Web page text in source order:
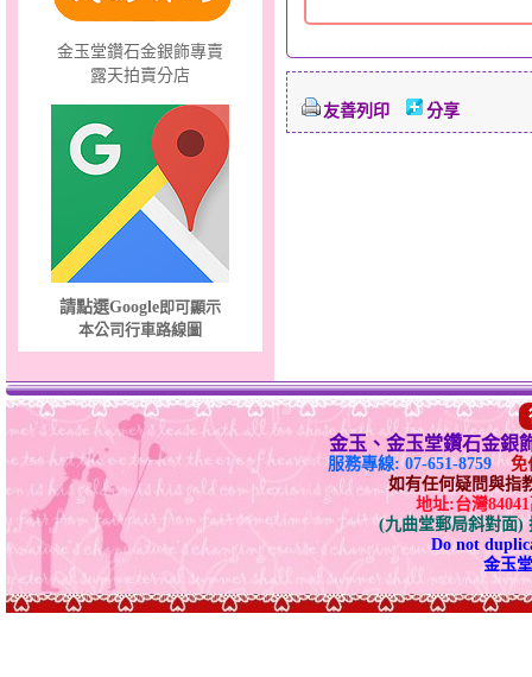
夢想幸福～男黃金戒指
金玉堂鑽石金銀飾專賣
露天拍賣分店
請點選Google即可顯示
本公司行車路線圖
友善列印 分享
金玉、金玉堂鑽石金銀
服務專線: 07-651-8759
免
如有任何疑問與指
地址:台灣
(九曲堂郵局斜對面)
Do not
金玉